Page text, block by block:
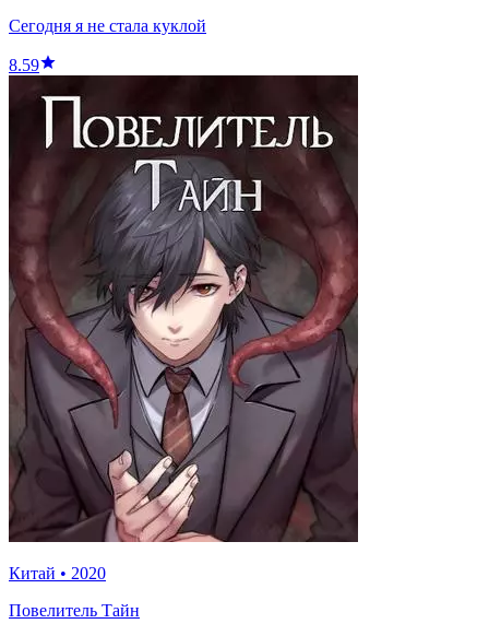
Сегодня я не стала куклой
8.59
Китай • 2020
Повелитель Тайн